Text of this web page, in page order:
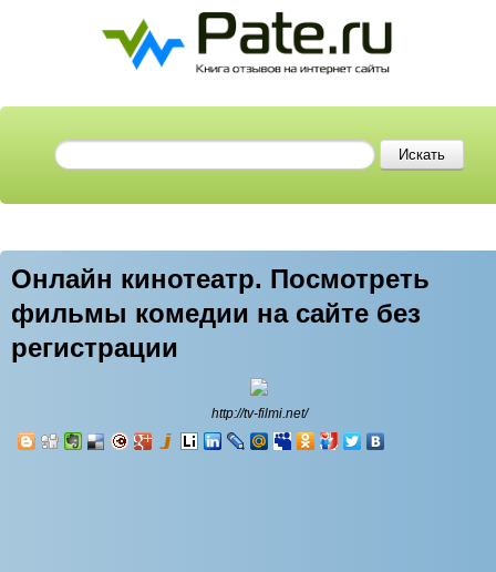
Онлайн кинотеатр. Посмотреть
фильмы комедии на сайте без
регистрации
http://tv-filmi.net/